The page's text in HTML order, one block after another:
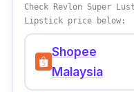
Check Revlon Super
Lipstick price below:
Shopee
Malaysia